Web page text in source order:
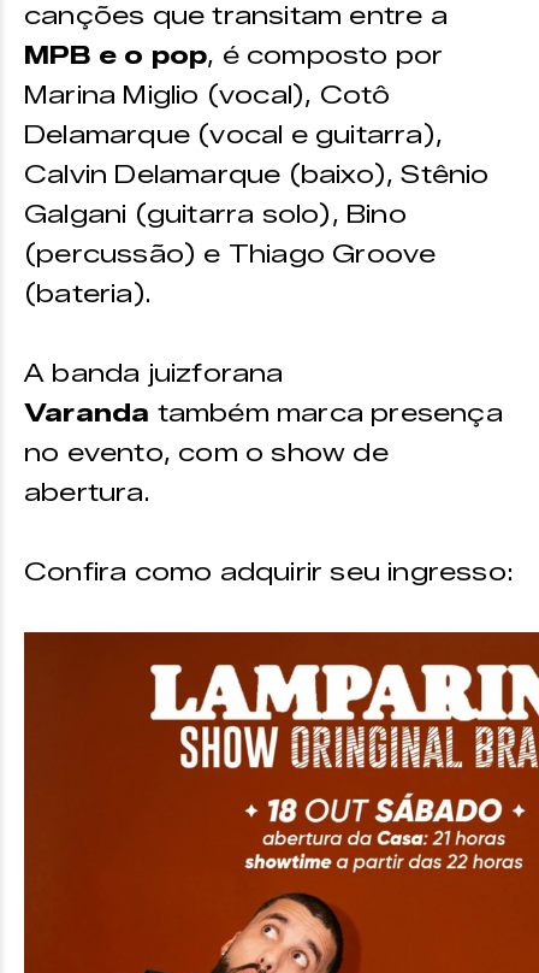
150
Funcionamento:
Aberto de segunda a sexta-
feira das 9h às 18h
Contato:
(32) 99800-8403
canções que transitam entre a
MPB e o pop, é composto por
Marina Miglio (vocal), Cotô
Delamarque (vocal e guitarra),
Calvin Delamarque (baixo), Stênio
Galgani (guitarra solo), Bino
(percussão) e Thiago Groove
(bateria).
A banda juizforana
Varanda também marca presença
no evento, com o show de
abertura.
Confira como adquirir seu ingresso: